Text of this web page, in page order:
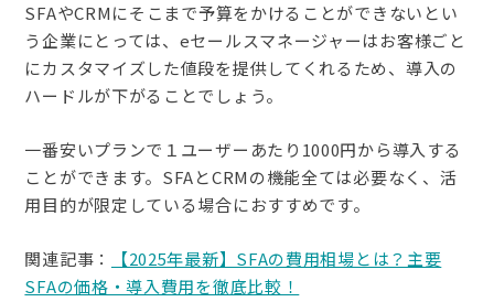
SFAやCRMにそこまで予算をかけることができないとい
う企業にとっては、eセールスマネージャーはお客様ごと
にカスタマイズした値段を提供してくれるため、導入の
ハードルが下がることでしょう。
一番安いプランで１ユーザーあたり1000円から導入する
ことができます。SFAとCRMの機能全ては必要なく、活
用目的が限定している場合におすすめです。
関連記事：
【2025年最新】SFAの費用相場とは？主要
SFAの価格・導入費用を徹底比較！